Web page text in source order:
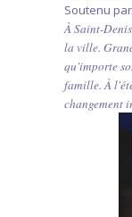
Soutenu
À Saint-
la ville.
qu'importe
famille. À
changement